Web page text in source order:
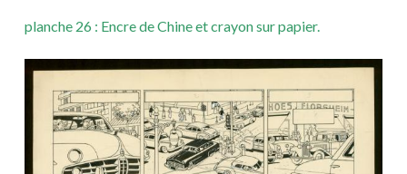
planche 26 : Encre de Chine et crayon sur papier.